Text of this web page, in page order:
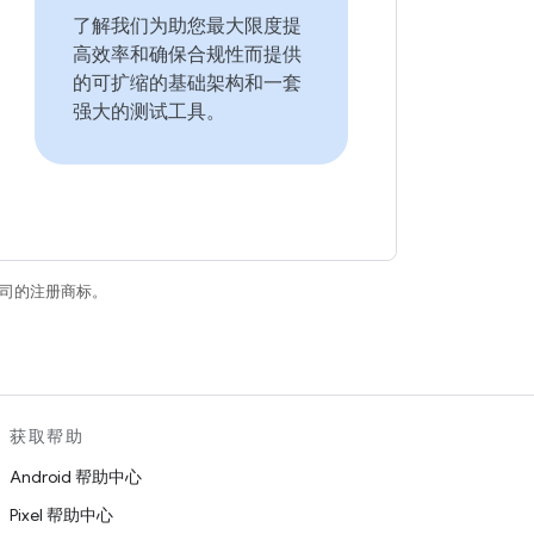
了解我们为助您最大限度提
高效率和确保合规性而提供
的可扩缩的基础架构和一套
强大的测试工具。
的注册商标。
获取帮助
Android 帮助中心
Pixel 帮助中心